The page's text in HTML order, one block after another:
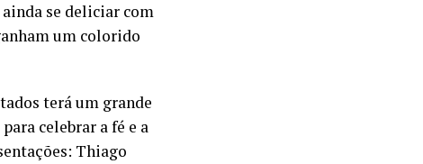
se deliciar com
um colorido
terá um grande
celebrar a fé e a
Thiago